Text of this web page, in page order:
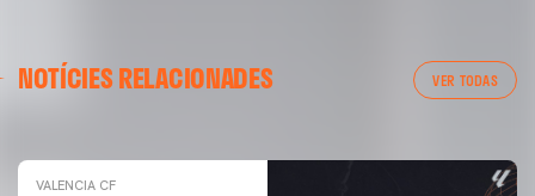
NOTÍCIES RELACIONADES VER TODAS
ENTRENAMENT DEL VALENCIA CF 04/03/26
VALENCIA CF